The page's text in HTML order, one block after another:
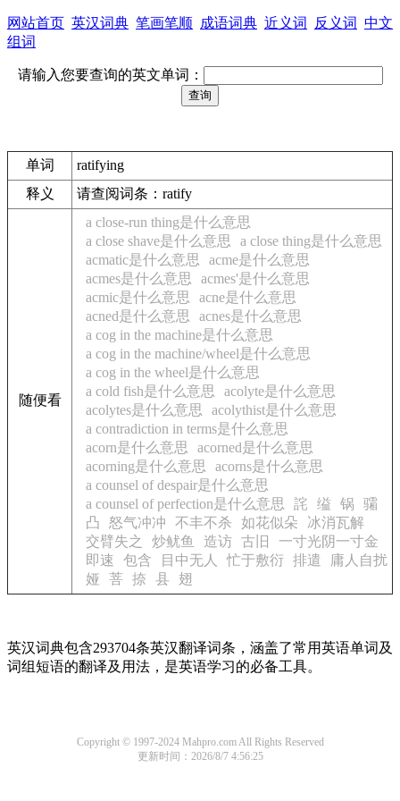
网站首页 英汉词典 笔画笔顺 成语词典 近义词 反义词 中文
组词
请输入您要查询的英文单词：
单词
ratifying
释义
请查阅词条：ratify
随便看
a close-run thing是什么意思
a close shave是什么意思
a close thing是什么意思
acmatic是什么意思
acme是什么意思
acmes是什么意思
acmes'是什么意思
acmic是什么意思
acne是什么意思
acned是什么意思
acnes是什么意思
a cog in the machine是什么意思
a cog in the machine/wheel是什么意思
a cog in the wheel是什么意思
a cold fish是什么意思
acolyte是什么意思
acolytes是什么意思
acolythist是什么意思
a contradiction in terms是什么意思
acorn是什么意思
acorned是什么意思
acorning是什么意思
acorns是什么意思
a counsel of despair是什么意思
a counsel of perfection是什么意思
詫 缢 锅
骦
凸
怒气冲冲 不丰不杀 如花似朵
冰消瓦解
交臂失之
炒鱿鱼 造访 古旧
一寸光阴一寸金
即速
包含 目中无人 忙于敷衍 排遣
庸人自扰
娅
菩 捺 县 翅
英汉词典包含293704条英汉翻译词条，涵盖了常用英语单词及
词组短语的翻译及用法，是英语学习的必备工具。
Copyright © 1997-2024 Mahpro.com All Rights Reserved
更新时间：2026/8/7 4:56:25